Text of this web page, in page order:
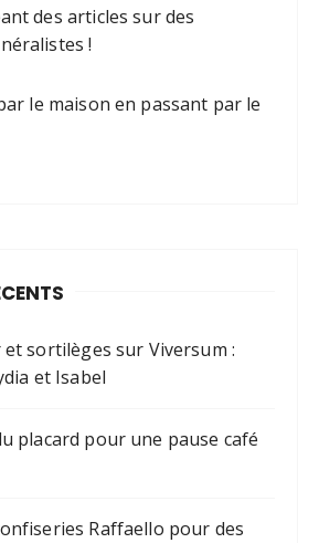
des articles sur des
!
le maison en passant par le
et sortilèges sur Viversum :
et Isabel
placard pour une pause café
Raffaello pour des